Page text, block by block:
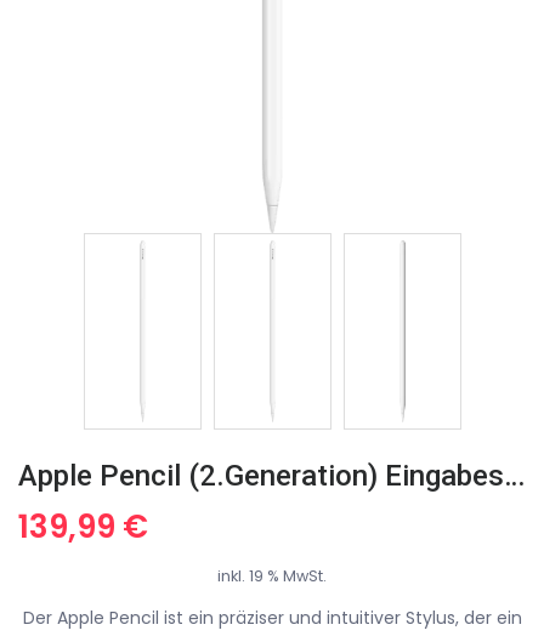
Apple Pencil (2.Generation) Eingabestift Weiß
139,99 €
inkl. 19 % MwSt.
Der Apple Pencil ist ein präziser und intuitiver Stylus, der ein